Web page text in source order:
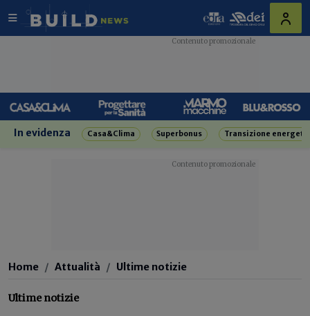
In evidenza Casa&Clima Superbonus Transizione
Home Attualità Ultime notizie
Ultime notizie